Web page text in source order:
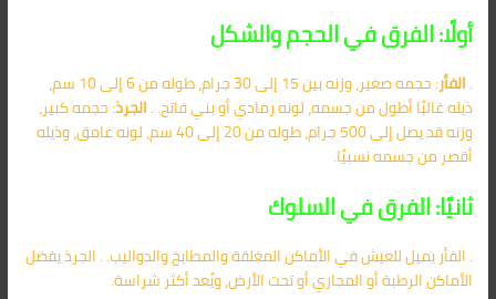
أولًا: الفرق في الحجم والشكل
.الفأر
: حجمه صغير، وزنه بين 15 إلى 30 جرام، طوله من 6 إلى 10 سم،
ذيله غالبًا أطول من جسمه، لونه رمادي أو بني فاتح. .الجرذ: حجمه كبير،
وزنه قد يصل إلى 500 جرام، طوله من 20 إلى 40 سم، لونه غامق، وذيله
أقصر من جسمه نسبيًا.
ثانيًا: الفرق في السلوك
. الفأر يميل للعيش في الأماكن المغلقة والمطابخ والدواليب. . الجرذ يفضل
الأماكن الرطبة أو المجاري أو تحت الأرض، ويُعد أكثر شراسة.